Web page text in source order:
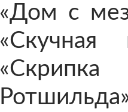
«Дом с
«Скучная
«Скрипка